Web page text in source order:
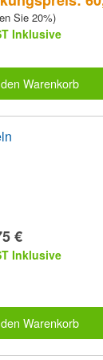
Sie 20%)
Inklusive
Warenkorb
€
Inklusive
Warenkorb